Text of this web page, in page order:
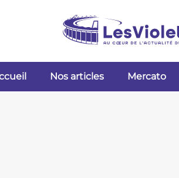
Nos articles Mercato